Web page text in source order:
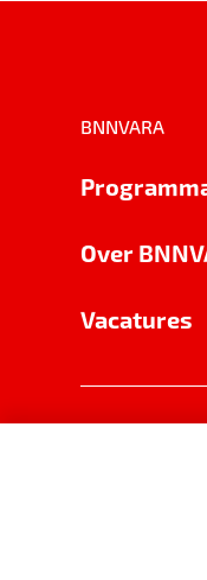
BNNVARA
Over
Vacatures